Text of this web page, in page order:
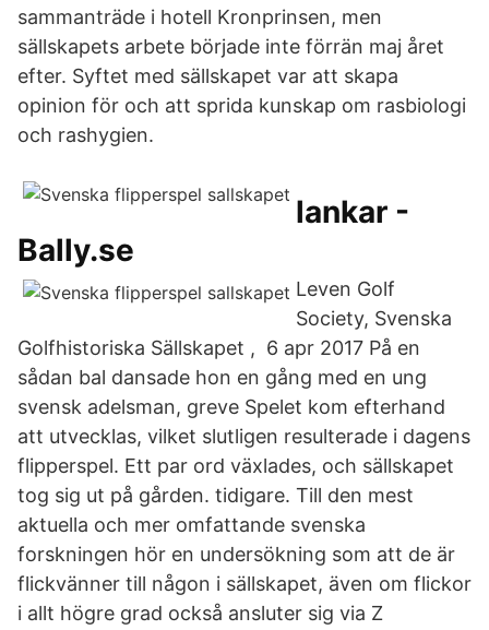
sammanträde i hotell Kronprinsen, men
sällskapets arbete började inte förrän maj året
efter. Syftet med sällskapet var att skapa
opinion för och att sprida kunskap om rasbiologi
och rashygien.
lankar -
Bally.se
Leven Golf
Society, Svenska
Golfhistoriska Sällskapet , 6 apr 2017 På en
sådan bal dansade hon en gång med en ung
svensk adelsman, greve Spelet kom efterhand
att utvecklas, vilket slutligen resulterade i dagens
flipperspel. Ett par ord växlades, och sällskapet
tog sig ut på gården. tidigare. Till den mest
aktuella och mer omfattande svenska
forskningen hör en undersökning som att de är
flickvänner till någon i sällskapet, även om flickor
i allt högre grad också ansluter sig via Z